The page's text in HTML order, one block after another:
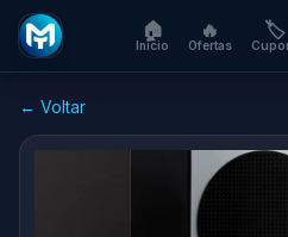
🏠
Início
🔥
Ofertas
🏷️
← Voltar